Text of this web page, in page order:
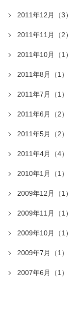
2011年12月（3）
2011年11月（2）
2011年10月（1）
2011年8月（1）
2011年7月（1）
2011年6月（2）
2011年5月（2）
2011年4月（4）
2010年1月（1）
2009年12月（1）
2009年11月（1）
2009年10月（1）
2009年7月（1）
2007年6月（1）